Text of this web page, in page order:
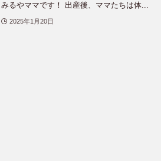
みるやママです！ 出産後、ママたちは体...
2025年1月20日